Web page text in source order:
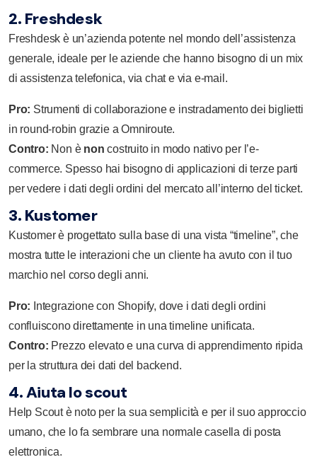
2. Freshdesk
Freshdesk è un’azienda potente nel mondo dell’assistenza
generale, ideale per le aziende che hanno bisogno di un mix
di assistenza telefonica, via chat e via e-mail.
Pro: Strumenti di collaborazione e instradamento dei biglietti
in round-robin grazie a Omniroute.
Contro: Non è noncostruito in modo nativo per l’e-
commerce. Spesso hai bisogno di applicazioni di terze parti
per vedere i dati degli ordini del mercato all’interno del ticket.
3. Kustomer
Kustomerè progettato sulla base di una vista “timeline”, che
mostra tutte le interazioni che un cliente ha avuto con il tuo
marchio nel corso degli anni.
Pro: Integrazione con Shopify, dove i dati degli ordini
confluiscono direttamente in una timeline unificata.
Contro: Prezzo elevato e una curva di apprendimento ripida
per la struttura dei dati del backend.
4. Aiuta lo scout
Help Scoutè noto per la sua semplicità e per il suo approccio
umano, che lo fa sembrare una normale casella di posta
elettronica.